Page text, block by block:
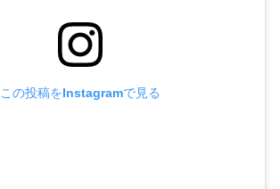
この投稿をInstagramで見る